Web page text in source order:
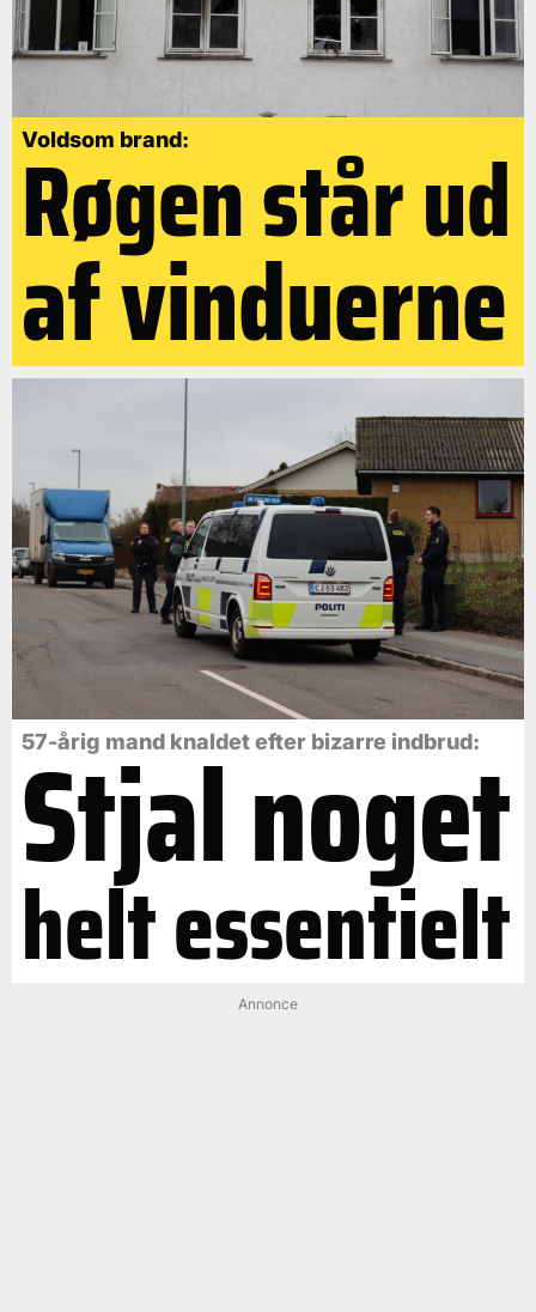
Voldsom brand:
Røgen står ud
af vinduerne
57-årig mand knaldet efter bizarre indbrud:
Stjal noget
helt essentielt
Annonce